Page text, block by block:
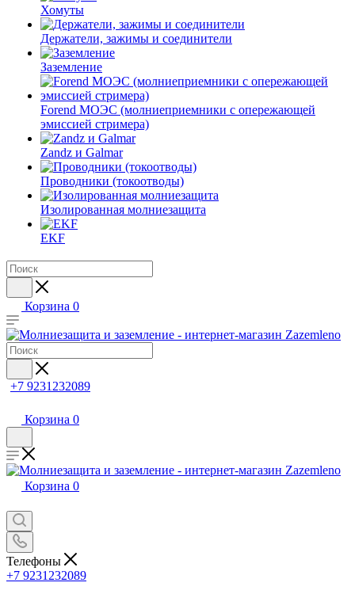
Хомуты
Держатели, зажимы и соединители
Заземление
Forend МОЭС (молниеприемники с опережающей
эмиссией стримера)
Zandz и Galmar
Проводники (токоотводы)
Изолированная молниезащита
EKF
Корзина 0
+7 9231232089
Корзина 0
Корзина 0
Телефоны
+7 9231232089